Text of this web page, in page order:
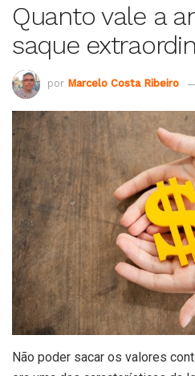
Quanto vale a
saque
por Marcelo Costa Ribeiro
Não poder sacar os valores